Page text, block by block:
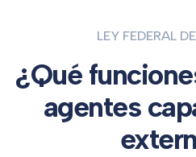
LEY FEDERAL
¿Qué
agentes